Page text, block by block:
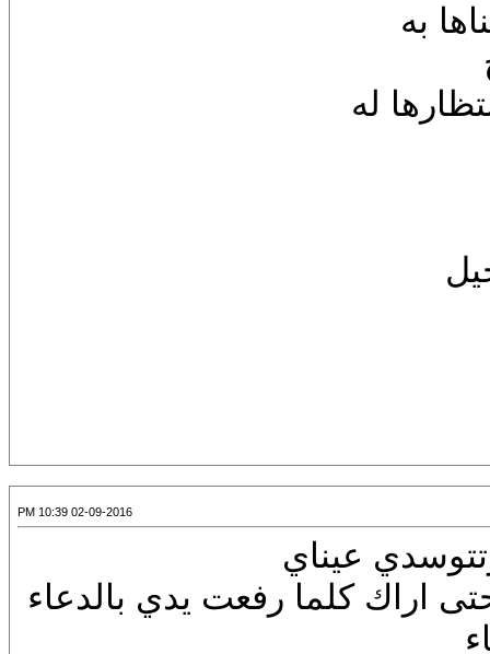
به
له
02-09-2016 10:39 PM
عيناي
اراك كلما رفعت يدي بالدعاء